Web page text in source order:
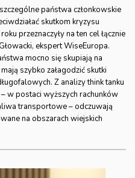
państwa członkowskie
skutkom kryzysu
przeznaczyły na ten cel łącznie
ekspert WiseEuropa.
mocno się skupiają na
szybko załagodzić skutki
Z analizy think tanku
w postaci wyższych rachunków
transportowe – odczuwają
na obszarach wiejskich